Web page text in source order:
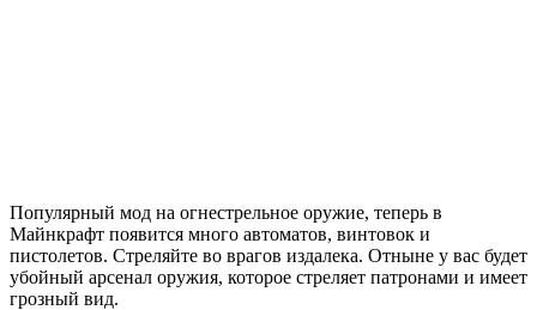
Популярный мод на огнестрельное оружие, теперь в
Майнкрафт появится много автоматов, винтовок и
пистолетов. Стреляйте во врагов издалека. Отныне у вас будет
убойный арсенал оружия, которое стреляет патронами и имеет
грозный вид.